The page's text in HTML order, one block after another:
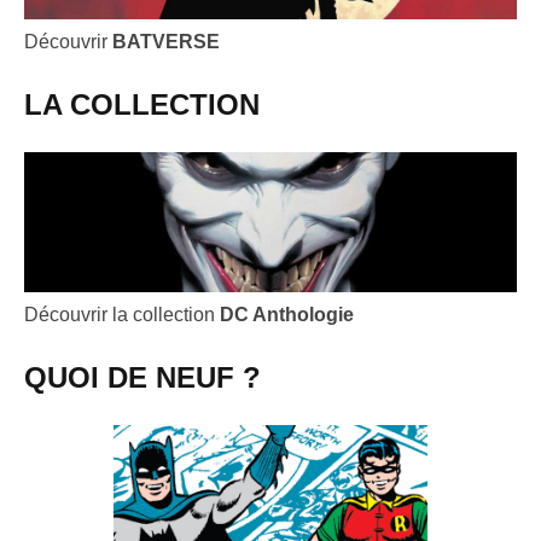
Découvrir BATVERSE
LA COLLECTION
Découvrir la collection DC Anthologie
QUOI DE NEUF ?